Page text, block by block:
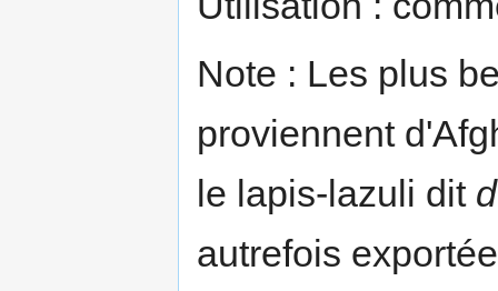
Note : Les plus
proviennent
le lapis-lazuli dit
autrefois